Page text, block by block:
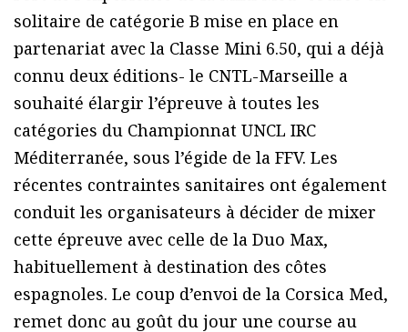
solitaire de catégorie B mise en place en
partenariat avec la Classe Mini 6.50, qui a déjà
connu deux éditions- le CNTL-Marseille a
souhaité élargir l’épreuve à toutes les
catégories du Championnat UNCL IRC
Méditerranée, sous l’égide de la FFV. Les
récentes contraintes sanitaires ont également
conduit les organisateurs à décider de mixer
cette épreuve avec celle de la Duo Max,
habituellement à destination des côtes
espagnoles. Le coup d’envoi de la Corsica Med,
remet donc au goût du jour une course au